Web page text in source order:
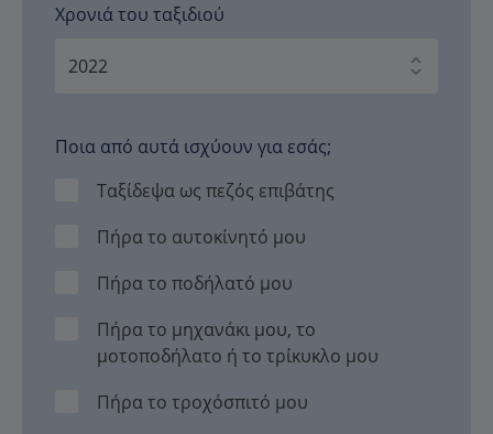
Χρονιά του ταξιδιού
Ποια από αυτά ισχύουν για εσάς;
Ταξίδεψα ως πεζός επιβάτης
Πήρα το αυτοκίνητό μου
Πήρα το ποδήλατό μου
Πήρα το μηχανάκι μου, το
μοτοποδήλατο ή το τρίκυκλο μου
Πήρα το τροχόσπιτό μου